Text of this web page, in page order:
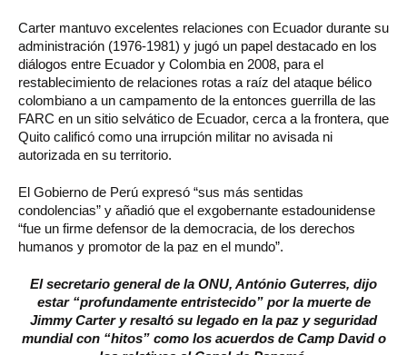
Carter mantuvo excelentes relaciones con Ecuador durante su
administración (1976-1981) y jugó un papel destacado en los
diálogos entre Ecuador y Colombia en 2008, para el
restablecimiento de relaciones rotas a raíz del ataque bélico
colombiano a un campamento de la entonces guerrilla de las
FARC en un sitio selvático de Ecuador, cerca a la frontera, que
Quito calificó como una irrupción militar no avisada ni
autorizada en su territorio.
El Gobierno de Perú expresó “sus más sentidas
condolencias” y añadió que el exgobernante estadounidense
“fue un firme defensor de la democracia, de los derechos
humanos y promotor de la paz en el mundo”.
El secretario general de la ONU, António Guterres, dijo
estar “profundamente entristecido” por la muerte de
Jimmy Carter y resaltó su legado en la paz y seguridad
mundial con “hitos” como los acuerdos de Camp David o